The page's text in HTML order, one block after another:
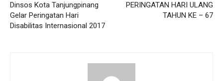
Dinsos Kota Tanjungpinang
Gelar Peringatan Hari
Disabilitas Internasional 2017
PERINGATAN HARI ULANG
TAHUN KE – 67